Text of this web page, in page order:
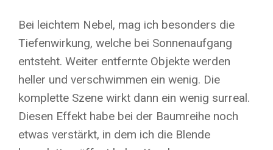
Bei leichtem Nebel, mag ich besonders die
Tiefenwirkung, welche bei Sonnenaufgang
entsteht. Weiter entfernte Objekte werden
heller und verschwimmen ein wenig. Die
komplette Szene wirkt dann ein wenig surreal.
Diesen Effekt habe bei der Baumreihe noch
etwas verstärkt, in dem ich die Blende